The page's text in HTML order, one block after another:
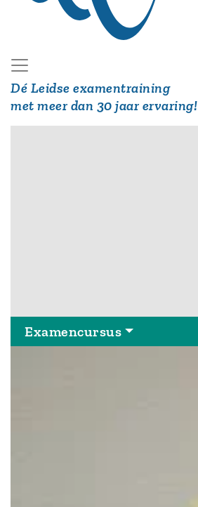
Dé Leidse examentraining
met meer dan 30 jaar ervaring!
Examencursus